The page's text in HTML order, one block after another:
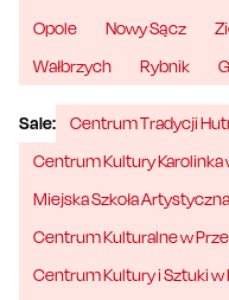
Opole
Nowy Sącz
Wałbrzych
Rybnik
Sale:
Centrum Tradycji
Centrum Kultury Karolinka
Miejska Szkoła
Centrum Kulturalne w
Centrum Kultury i Sztuki w